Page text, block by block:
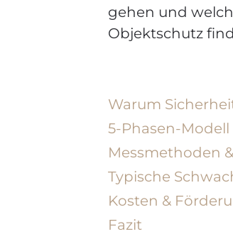
gehen und
Objektschutz
Warum
5-Phasen-Modell
Messmethoden
Typische
Kosten &
Fazit